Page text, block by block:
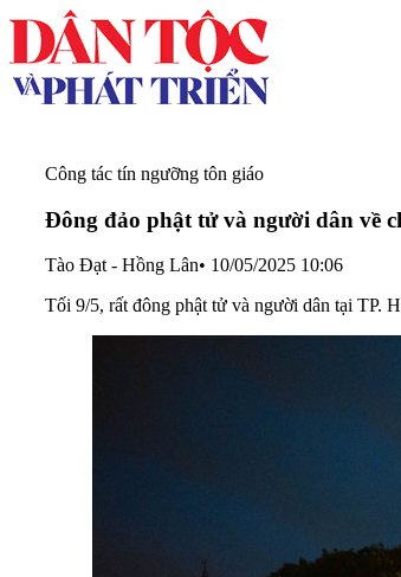
Công tác tín ngưỡng tôn giáo
Đông đảo phật tử và người dân về
Tào Đạt - Hồng Lân• 10/05/2025 10:06
Tối 9/5, rất đông phật tử và người dân tại TP.